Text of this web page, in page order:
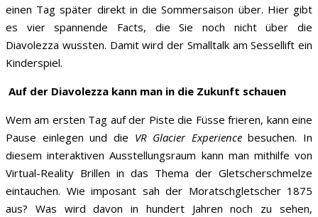
einen Tag später direkt in die Sommersaison über. Hier gibt
es vier spannende Facts, die Sie noch nicht über die
Diavolezza wussten. Damit wird der Smalltalk am Sessellift ein
Kinderspiel.
Auf der Diavolezza kann man in die Zukunft schauen
Wem am ersten Tag auf der Piste die Füsse frieren, kann eine
Pause einlegen und die VR Glacier Experiencebesuchen. In
diesem interaktiven Ausstellungsraum kann man mithilfe von
Virtual-Reality Brillen in das Thema der Gletscherschmelze
eintauchen. Wie imposant sah der Moratschgletscher 1875
aus? Was wird davon in hundert Jahren noch zu sehen,